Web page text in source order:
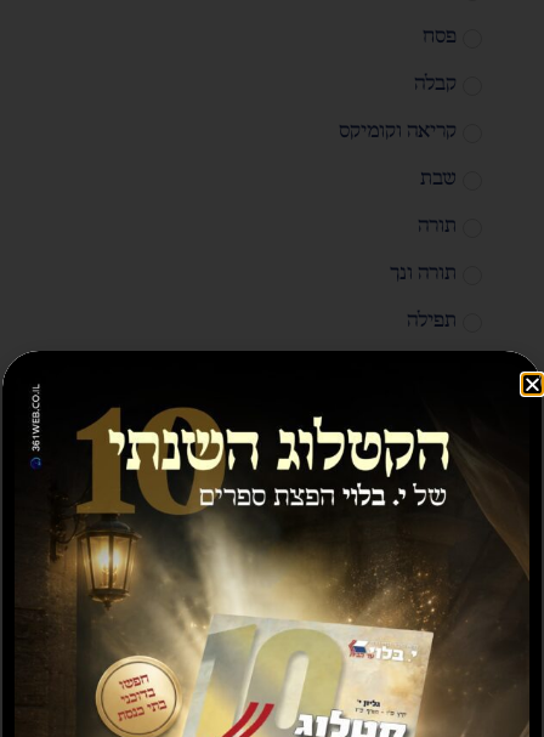
פסח
קבלה
קריאה וקומיקס
שבת
תורה
תורה ונך
תפילה